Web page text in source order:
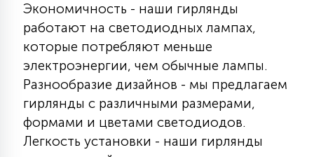
СЦЕНИЧЕСКОЕ И СТУДИЙНОЕ
ЛАЗЕРНЫЕ СИСТЕМЫ
Экономичность - наши гирлянды
работают на светодиодных лампах,
которые потребляют меньше
электроэнергии, чем обычные лампы.
Разнообразие дизайнов - мы предлагаем
гирлянды с различными размерами,
формами и цветами светодиодов.
Легкость установки - наши гирлянды